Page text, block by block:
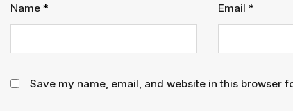
Name * Email *
Save my name, email, and website in this browser